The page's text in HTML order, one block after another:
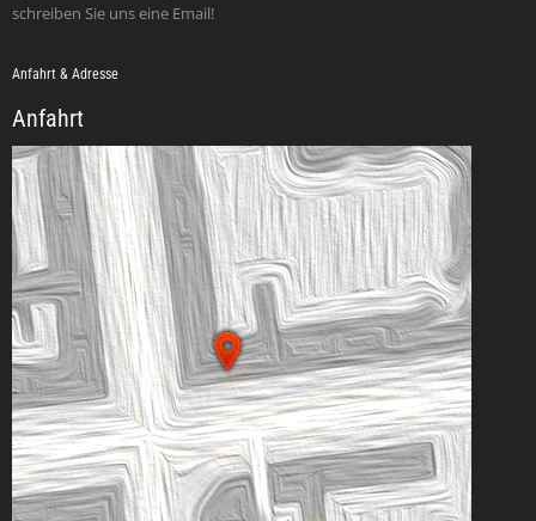
schreiben Sie uns eine Email!
Anfahrt & Adresse
Anfahrt